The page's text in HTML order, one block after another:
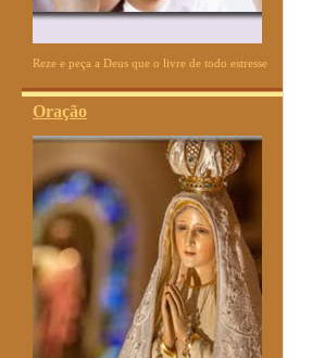
Reze e peça a Deus que o livre de todo estresse
Oração